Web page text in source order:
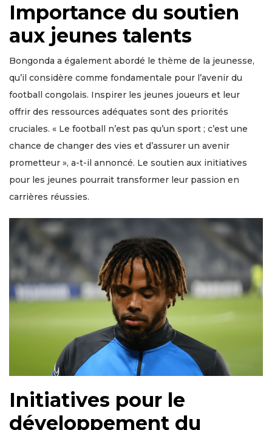
Importance du soutien
aux jeunes talents
Bongonda a également abordé le thème de la jeunesse,
qu’il considère comme fondamentale pour l’avenir du
football congolais. Inspirer les jeunes joueurs et leur
offrir des ressources adéquates sont des priorités
cruciales. « Le football n’est pas qu’un sport ; c’est une
chance de changer des vies et d’assurer un avenir
prometteur », a-t-il annoncé. Le soutien aux initiatives
pour les jeunes pourrait transformer leur passion en
carrières réussies.
Initiatives pour le
développement du